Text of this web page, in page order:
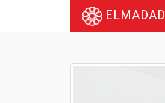
ELMADAD